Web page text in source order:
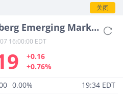
关闭
Markets Local Bond ETF
16:00:00 EDT
+0.16
+0.76%
0.00% 19:34 EDT